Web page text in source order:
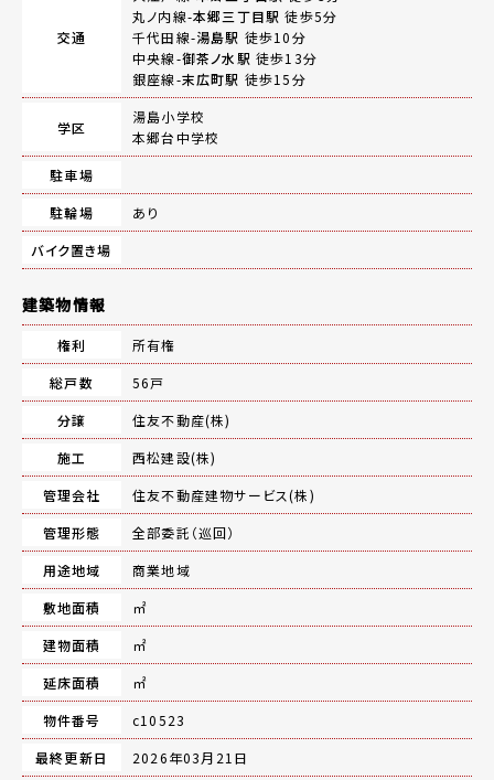
交通
丸ノ内線-本郷三丁目駅 徒歩5分
千代田線-湯島駅 徒歩10分
中央線-御茶ノ水駅 徒歩13分
銀座線-末広町駅 徒歩15分
学区
湯島小学校
本郷台中学校
駐車場
駐輪場
あり
バイク置き場
建築物情報
権利
所有権
総戸数
56戸
分譲
住友不動産(株)
施工
西松建設(株)
管理会社
住友不動産建物サービス(株)
管理形態
全部委託（巡回）
用途地域
商業地域
敷地面積
㎡
建物面積
㎡
延床面積
㎡
物件番号
c10523
最終更新日
2026年03月21日